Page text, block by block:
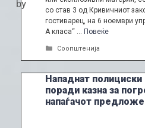
by
со став 3 од Кривичниот
гостиварец, на 6 ноември
А класа“ … Повеќе
Categories
Соопштенија
Нападнат
поради казна за
напаѓачот